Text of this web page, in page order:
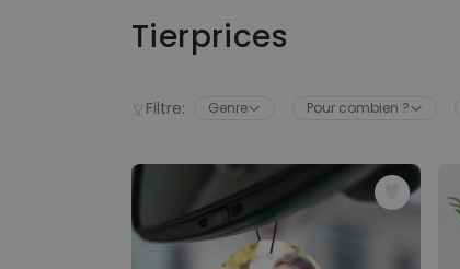
Tierprices
Filtre: Genre Pour combien ?